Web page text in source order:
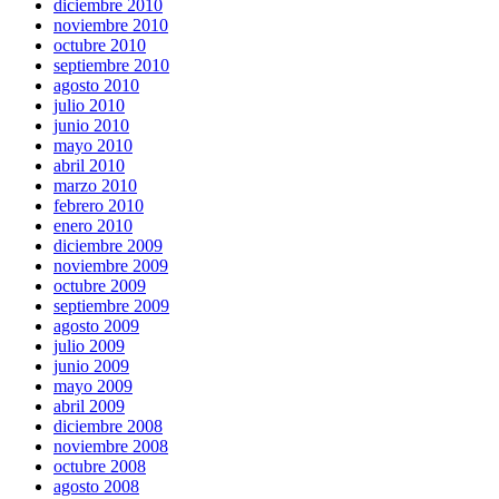
diciembre 2010
noviembre 2010
octubre 2010
septiembre 2010
agosto 2010
julio 2010
junio 2010
mayo 2010
abril 2010
marzo 2010
febrero 2010
enero 2010
diciembre 2009
noviembre 2009
octubre 2009
septiembre 2009
agosto 2009
julio 2009
junio 2009
mayo 2009
abril 2009
diciembre 2008
noviembre 2008
octubre 2008
agosto 2008